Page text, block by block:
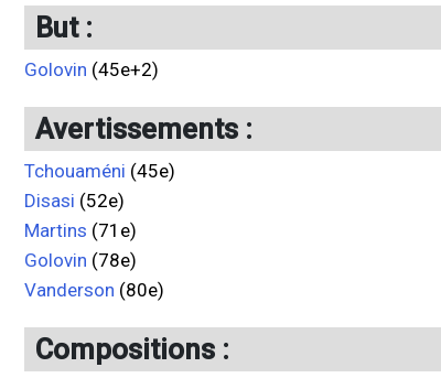
But :
Golovin (45e+2)
Avertissements :
Tchouaméni (45e)
Disasi (52e)
Martins (71e)
Golovin (78e)
Vanderson (80e)
Compositions :